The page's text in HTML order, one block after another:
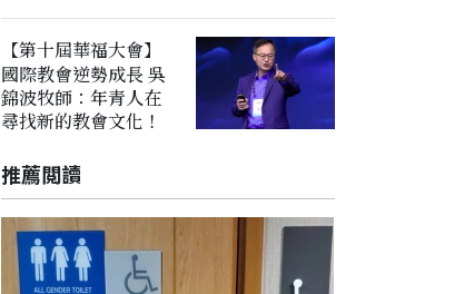
【第十屆華福大會】
國際教會逆勢成長 吳
錦波牧師：年青人在
尋找新的教會文化！
推薦閲讀